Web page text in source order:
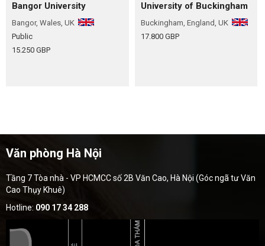
Bangor University
Bangor, Wales, UK
Public
15.250 GBP
University of Buckingham
Buckingham, England, UK
17.800 GBP
Văn phòng Hà Nội
Tầng 7 Tòa nhà - VP HCMCC số 2B Văn Cao, Hà Nội (Góc ngã tư Văn
Cao Thụy Khuê)
Hotline: 090 17 34 288